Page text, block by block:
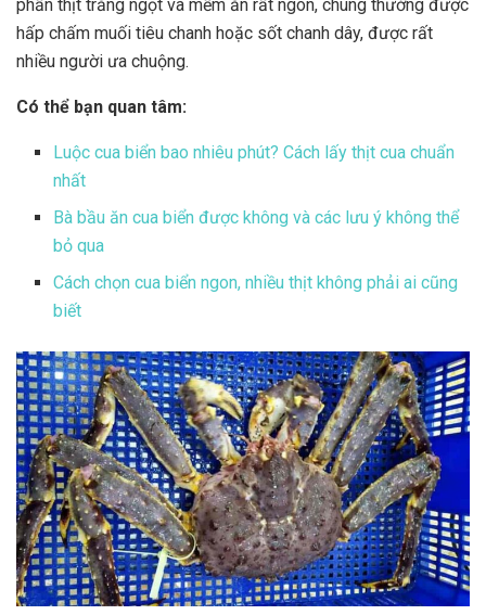
phần thịt trắng ngọt và mềm ăn rất ngon, chúng thường được
hấp chấm muối tiêu chanh hoặc sốt chanh dây, được rất
nhiều người ưa chuộng.
Có thể bạn quan tâm:
Luộc cua biển bao nhiêu phút? Cách lấy thịt cua chuẩn
nhất
Bà bầu ăn cua biển được không và các lưu ý không thể
bỏ qua
Cách chọn cua biển ngon, nhiều thịt không phải ai cũng
biết